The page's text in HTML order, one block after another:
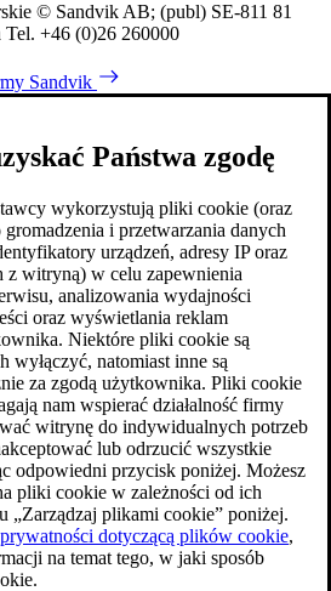
© Sandvik AB; (publ) SE-811 81
Tel. +46 (0)26 260000
Sandvik
Państwa zgodę
wykorzystują pliki cookie (oraz
i przetwarzania danych
urządzeń, adresy IP oraz
z witryną) w celu zapewnienia
analizowania wydajności
oraz wyświetlania reklam
Niektóre pliki cookie są
wyłączyć, natomiast inne są
za zgodą użytkownika. Pliki cookie
nam wspierać działalność firmy
witrynę do indywidualnych potrzeb
lub odrzucić wszystkie
odpowiedni przycisk poniżej. Możesz
pliki cookie w zależności od ich
„Zarządzaj plikami cookie” poniżej.
dotyczącą plików cookie,
na temat tego, w jaki sposób